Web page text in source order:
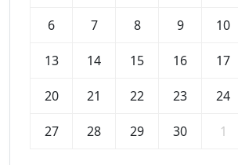
6 7 8 9 10
13 14 15 16 17
20 21 22 23 24
27 28 29 30 1